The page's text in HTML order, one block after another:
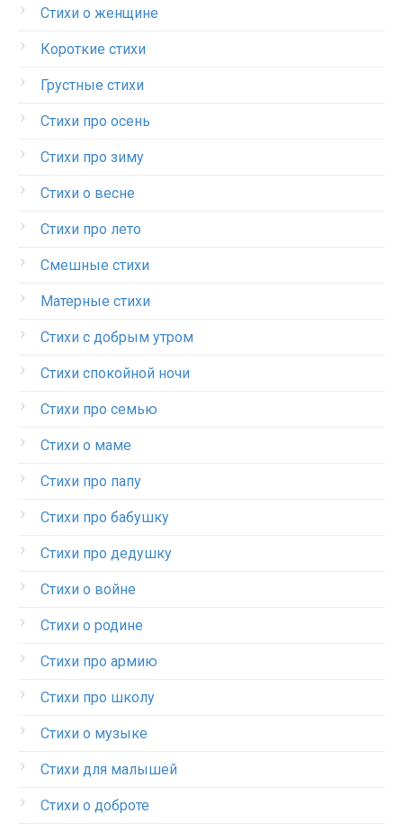
Стихи о женщине
Короткие стихи
Грустные стихи
Стихи про осень
Стихи про зиму
Стихи о весне
Стихи про лето
Смешные стихи
Матерные стихи
Стихи с добрым утром
Стихи спокойной ночи
Стихи про семью
Стихи о маме
Стихи про папу
Стихи про бабушку
Стихи про дедушку
Стихи о войне
Стихи о родине
Стихи про армию
Стихи про школу
Стихи о музыке
Стихи для малышей
Стихи о доброте